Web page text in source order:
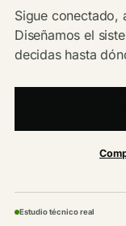
Sigue conectado,
Diseñamos el
decidas hasta
Estudio técnico real